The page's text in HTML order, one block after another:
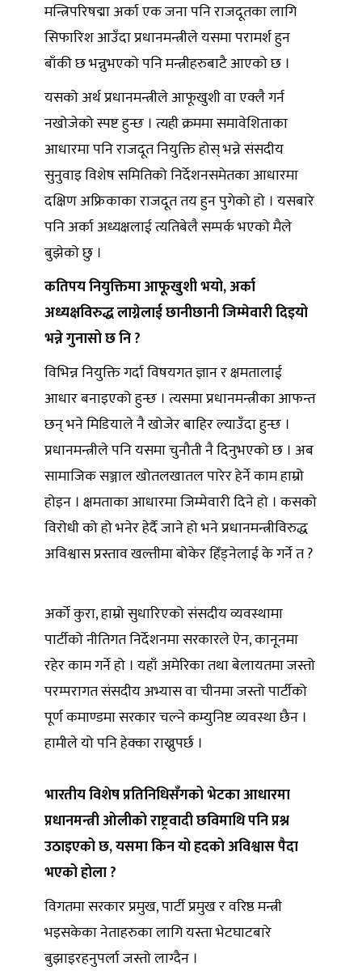
मन्त्रिपरिषद्मा अर्का एक जना पनि राजदूतका लागि
सिफारिश आउँदा प्रधानमन्त्रीले यसमा परामर्श हुन
बाँकी छ भन्नुभएको पनि मन्त्रीहरुबाटै आएको छ ।
यसको अर्थ प्रधानमन्त्रीले आफूखुशी वा एक्लै गर्न
नखोजेको स्पष्ट हुन्छ । त्यही क्रममा समावेशिताका
आधारमा पनि राजदूत नियुक्ति होस् भन्ने संसदीय
सुनुवाइ विशेष समितिको निर्देशनसमेतका आधारमा
दक्षिण अफ्रिकाका राजदूत तय हुन पुगेको हो । यसबारे
पनि अर्का अध्यक्षलाई त्यतिबेलै सम्पर्क भएको मैले
बुझेको छु ।
कतिपय नियुक्तिमा आफूखुशी भयो, अर्का
अध्यक्षविरुद्ध लाग्नेलाई छानीछानी जिम्मेवारी दिइयो
भन्ने गुनासो छ नि ?
विभिन्न नियुक्ति गर्दा विषयगत ज्ञान र क्षमतालाई
आधार बनाइएको हुन्छ । त्यसमा प्रधानमन्त्रीका आफन्त
छन् भने मिडियाले नै खोजेर बाहिर ल्याउँदा हुन्छ ।
प्रधानमन्त्रीले पनि यसमा चुनौती नै दिनुभएको छ । अब
सामाजिक सञ्जाल खोतलखातल पारेर हेर्ने काम हाम्रो
होइन । क्षमताका आधारमा जिम्मेवारी दिने हो । कसको
विरोधी को हो भनेर हेर्दै जाने हो भने प्रधानमन्त्रीविरुद्ध
अविश्वास प्रस्ताव खल्तीमा बोकेर हिँड्नेलाई के गर्ने त ?
अर्को कुरा, हाम्रो सुधारिएको संसदीय व्यवस्थामा
पार्टीको नीतिगत निर्देशनमा सरकारले ऐन, कानूनमा
रहेर काम गर्ने हो । यहाँ अमेरिका तथा बेलायतमा जस्तो
परम्परागत संसदीय अभ्यास वा चीनमा जस्तो पार्टीको
पूर्ण कमाण्डमा सरकार चल्ने कम्युनिष्ट व्यवस्था छैन ।
हामीले यो पनि हेक्का राख्नुपर्छ ।
भारतीय विशेष प्रतिनिधिसँगको भेटका आधारमा
प्रधानमन्त्री ओलीको राष्ट्रवादी छविमाथि पनि प्रश्न
उठाइएको छ, यसमा किन यो हदको अविश्वास पैदा
भएको होला ?
विगतमा सरकार प्रमुख, पार्टी प्रमुख र वरिष्ठ मन्त्री
भइसकेका नेताहरुका लागि यस्ता भेटघाटबारे
बुझाइरहनुपर्ला जस्तो लाग्दैन ।